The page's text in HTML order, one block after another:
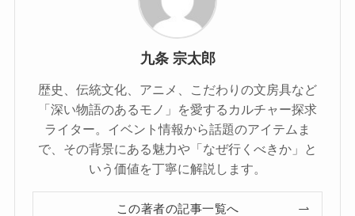
九条 宗太郎
歴史、伝統文化、アニメ、こだわりの文房具など
「深い物語のあるモノ」を愛するカルチャー探求
ライター。イベント情報から話題のアイテムま
で、その背景にある魅力や「なぜ行くべきか」と
いう価値を丁寧に解説します。
この著者の記事一覧へ